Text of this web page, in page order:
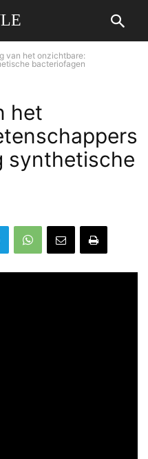
van het onzichtbare:
bacteriofagen
het
synthetische